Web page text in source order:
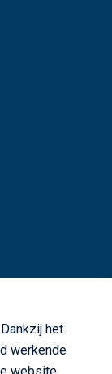
het
werkende